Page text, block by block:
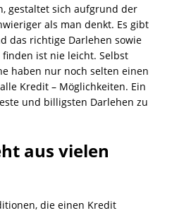
gestaltet sich aufgrund der
als man denkt. Es gibt
das richtige Darlehen sowie
ist nie leicht. Selbst
haben nur noch selten einen
Kredit – Möglichkeiten. Ein
und billigsten Darlehen zu
aus vielen
die einen Kredit